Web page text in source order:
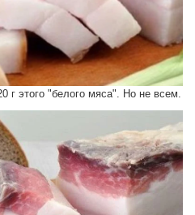
г этого "белого мяса". Но не всем.